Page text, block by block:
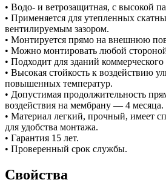
• Водо- и ветрозащитная, с высокой
• Применяется для утепленных
вентилируемым зазором.
• Монтируется прямо на внешнюю
• Можно монтировать любой
• Подходит для зданий
• Высокая стойкость к воздействию
повышенных температур.
• Допустимая продолжительность
воздействия на мембрану — 4 месяца.
• Материал легкий, прочный, имеет
для удобства монтажа.
• Гарантия 15 лет.
• Проверенный срок службы.
Cвойства